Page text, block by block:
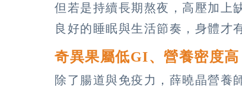
但若是持續長期熬夜，高壓加上
良好的睡眠與生活節奏，身體才
奇異果屬低GI、營養密度
除了腸道與免疫力，薛曉晶營養